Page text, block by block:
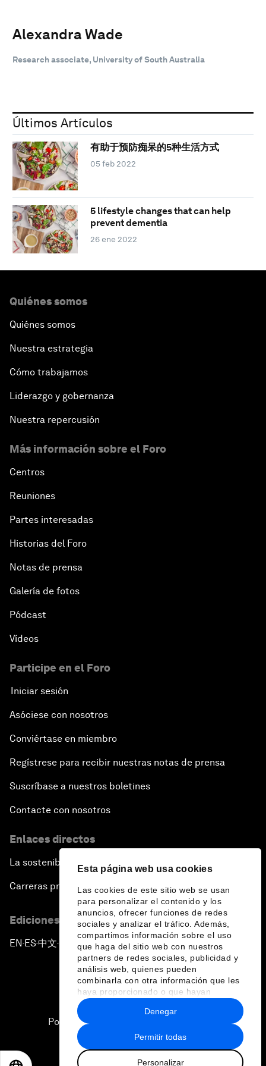
Esta página web usa cookies
Las cookies de este sitio web se usan
para personalizar el contenido y los
anuncios, ofrecer funciones de redes
sociales y analizar el tráfico. Además,
compartimos información sobre el uso
que haga del sitio web con nuestros
partners de redes sociales, publicidad y
análisis web, quienes pueden
combinarla con otra información que les
haya proporcionado o que hayan
recopilado a partir del uso que haya
hecho de sus servicios.
Permitir todas
Personalizar
Denegar
Alexandra Wade
Research associate, University of South Australia
Últimos Artículos
有助于预防痴呆的5种生活方式
05 feb 2022
5 lifestyle changes that can help
prevent dementia
26 ene 2022
Quiénes somos
Quiénes somos
Nuestra estrategia
Cómo trabajamos
Liderazgo y gobernanza
Nuestra repercusión
Más información sobre el Foro
Centros
Reuniones
Partes interesadas
Historias del Foro
Notas de prensa
Galería de fotos
Pódcast
Vídeos
Participe en el Foro
Iniciar sesión
Asóciese con nosotros
Conviértase en miembro
Regístrese para recibir nuestras notas de prensa
Suscríbase a nuestros boletines
Contacte con nosotros
Enlaces directos
La sostenibilidad en el Foro
Carreras profesionales
Ediciones en otros idiomas
EN ▪ES▪中文▪ 日本語
Política de privacidad y normas de uso
Sitemap